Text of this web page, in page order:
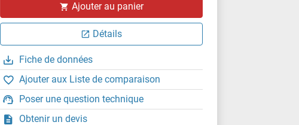
Ajouter au panier
Détails
Fiche de données
Ajouter aux Liste de comparaison
Poser une question technique
Obtenir un devis